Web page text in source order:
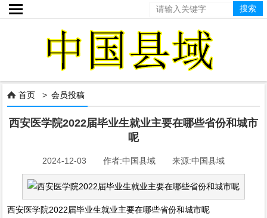

 首页 >会员投稿
西安医学院2022届毕业生就业主要在哪些省份和城市
呢
2024-12-03 作者:中国县域 来源:中国县域
西安医学院2022届毕业生就业主要在哪些省份和城市呢